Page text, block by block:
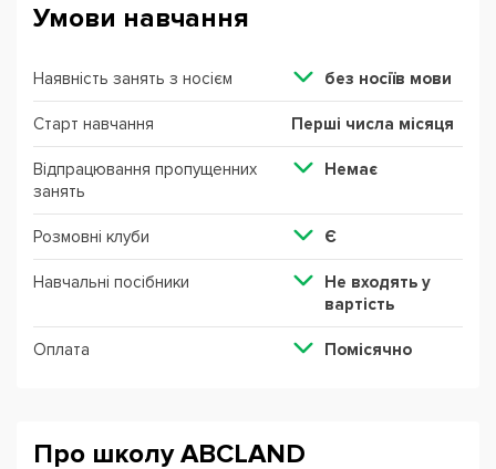
Умови навчання
Наявність занять з носієм без ноcіїв мови
Старт навчання Перші числа місяця
Відпрацювання пропущенних
занять
Немає
Розмовні клуби Є
Навчальні посібники
Не входять у
вартість
Оплата Помісячно
Про школу ABCLAND